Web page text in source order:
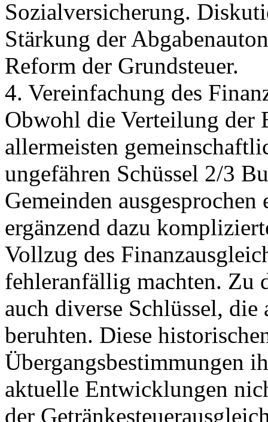
Sozialversicherung.
Stärkung der
Reform der Grundsteuer.
4. Vereinfachung des
Obwohl die Verteilung der
allermeisten
ungefähren Schüssel 2/3
Gemeinden
ergänzend dazu
Vollzug des
fehleranfällig machten. Zu
auch diverse Schlüssel,
beruhten. Diese
Übergangsbestimmungen
aktuelle Entwicklungen
der